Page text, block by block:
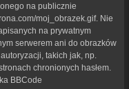
na publicznie
moj_obrazek.gif. Nie
na prywatnym
serwerem ani do obrazków
takich jak, np.
chronionych hasłem.
BBCode